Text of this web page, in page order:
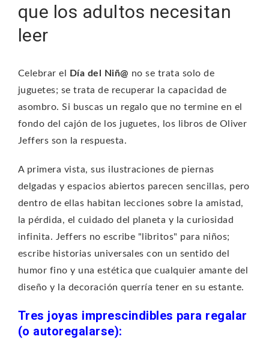
que los adultos necesitan
leer
Celebrar el Día del Niñ@ no se trata solo de
juguetes; se trata de recuperar la capacidad de
asombro. Si buscas un regalo que no termine en el
fondo del cajón de los juguetes, los libros de Oliver
Jeffers son la respuesta.
A primera vista, sus ilustraciones de piernas
delgadas y espacios abiertos parecen sencillas, pero
dentro de ellas habitan lecciones sobre la amistad,
la pérdida, el cuidado del planeta y la curiosidad
infinita. Jeffers no escribe "libritos" para niños;
escribe historias universales con un sentido del
humor fino y una estética que cualquier amante del
diseño y la decoración querría tener en su estante.
Tres joyas imprescindibles para regalar
(o autoregalarse):